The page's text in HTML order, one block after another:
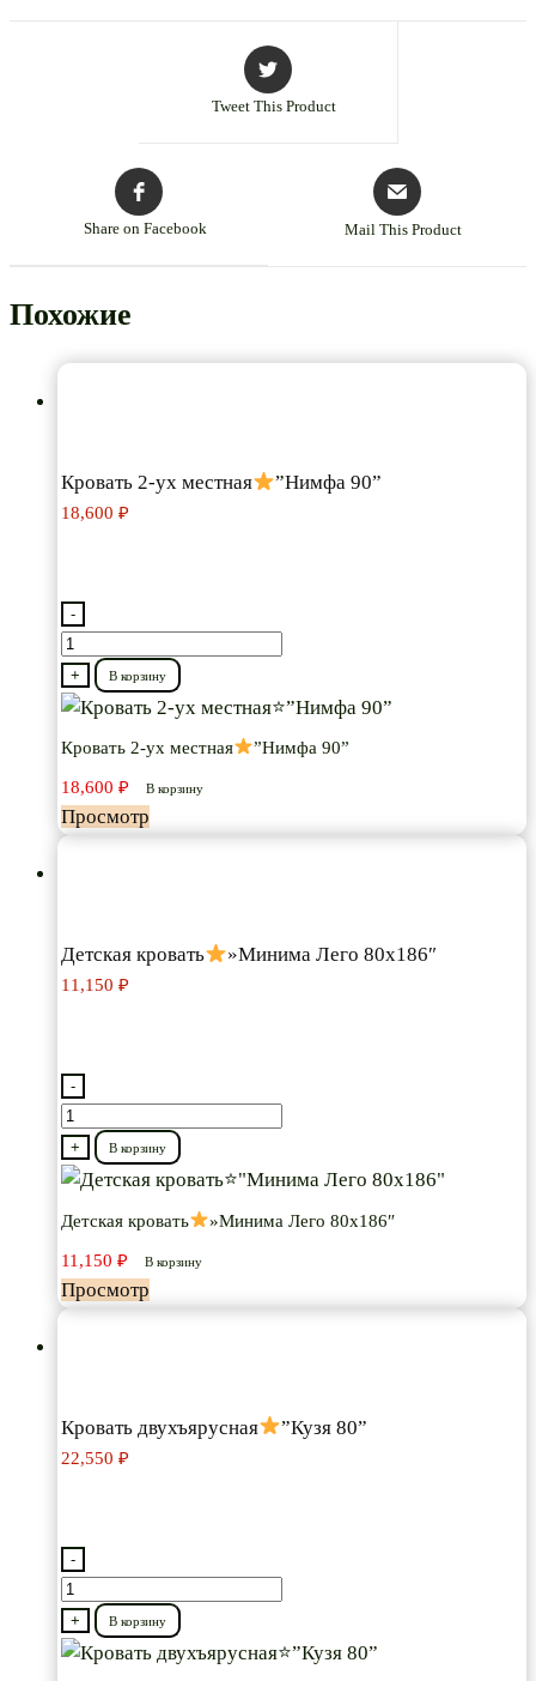
Tweet This Product
Share on Facebook Mail This Product
Похожие
Кровать 2-ух местная ”Нимфа 90”
18,600 ₽
-
Количество
товара
Кровать
ух
местная
+ В корзину
Кровать 2-ух местная ”Нимфа 90”
18,600 ₽ В корзину
Просмотр
Детская кровать »Минима Лего 80х186″
11,150 ₽
-
Количество
товара
Детская
"Минима
Лего
+ В корзину
Детская кровать »Минима Лего 80х186″
11,150 ₽ В корзину
Просмотр
Кровать двухъярусная ”Кузя 80”
22,550 ₽
-
Количество
товара
Кровать
+ В корзину